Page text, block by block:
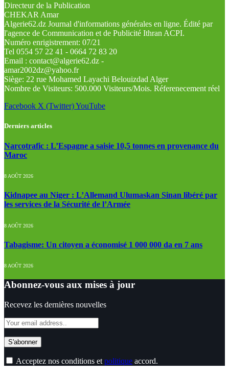
Directeur de la Publication
CHEKAR Amar
Algerie62.dz Journal d'informations générales en ligne. Édité par
l'agence de Communication et de Publicité Ithran ACPI.
Numéro enrigistrement: 07/21
Tel 0554 57 22 41 - 0664 72 83 20
Email : contact@algerie62.dz -
amar2002dz@yahoo.fr
Siège: 22 rue Mohamed Layachi Belouizdad Alger
Nombre de Visiteurs: 500.000 Visiteurs/Mois. Réferenecement réel
Facebook X (Twitter)YouTube
Derniers articles
Narcotrafic : L’Espagne a saisie 10,5 tonnes en provenance du
Maroc
8 AOÛT 2026
Kidnapee au Niger : L’Allemand Ulumaskan Sinan libéré par
les services de la Sécurité de l’Armée
8 AOÛT 2026
Tabagisme: Un citoyen a économisé 1 000 000 da en 7 ans
8 AOÛT 2026
Abonnez-vous aux mises à jour
Recevez les dernières nouvelles
Acceptez nos conditions et politique accord.